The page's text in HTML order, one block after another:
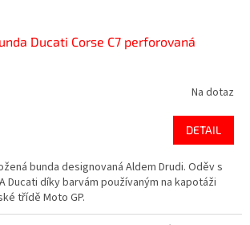
Ducati Corse C7 perforovaná
Na dotaz
DETAIL
bunda designovaná Aldem Drudi. Oděv s
Ducati díky barvám používaným na kapotáži
třídě Moto GP.